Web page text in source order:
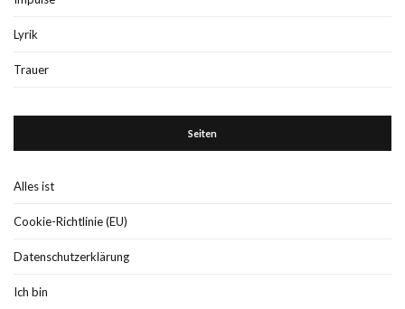
Lyrik
Trauer
Seiten
Alles ist
Cookie-Richtlinie (EU)
Datenschutzerklärung
Ich bin